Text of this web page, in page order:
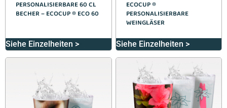
PERSONALISIERBARE 60 CL
BECHER – ECOCUP ® ECO 60
Siehe Einzelheiten >
ECOCUP ®
PERSONALISIERBARE
WEINGLÄSER
Siehe Einzelheiten >